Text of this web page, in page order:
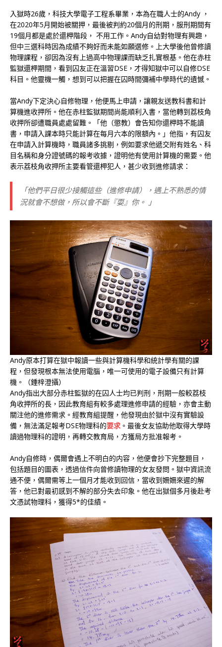
入獄時26歲，科技大學電子工程系畢業，本為在職人士的Andy ，
在2020年5月開始被關押，最後被判約20個月的刑期，服刑期間有
19個月都是處於還柙階段， 不用工作。Andy自幼對物理有興趣，
但中三選科時因為成績不夠好而未能如願選修。上大學後他曾修讀
物理課程，卻因為沒有上過高中物理課而缺乏扎實根基。他在赤柱
監獄還柙期間，看到囚友正在溫習DSE，才得知獄中可以自修DSE
科目。他靈機一觸，想到可以把握在囚時間彌補中學時代的遺憾。
當Andy下定決心自修物理，他便馬上申請，讓親友送教科書和計
算機進收押所。他在赤柱監獄期間尚能順利入書，當他轉到荔枝角
收押所卻遭職員處處留難。「他（懲教）會告知你還柙時不能讀
書，申請入課本時只能計算在每月六本的限額內。」他指，有囚友
在申請入計算機時，職員諸多挑剔，例如要求他遞交附有姓名、科
目名稱和身分證號碼的報考收據，證明他有使用計算機的需要。他
表示荔枝角收押所主要看管還柙犯人，甚少收到進修請求：
「他們平日很少接觸這些（進修申請），遇上不熟悉的情
況就會不想做，所以會不斷『耍』你。 」
Andy原本打算在獄中報讀一些與計算機科學和統計學有關的課
程，但發現根本無法使用電腦，唯一可使用的電子設備只有計算
機。（鍾梓澄攝）
Andy指出大部分赤柱監獄的在囚人士均已判刑，刑期一般較荔枝
角收押所的長，因此教育組有較多處理進修申請的經驗，亦會主動
關注他的進修需求。經教育組提醒，他發現由於獄中沒有實驗設
備，無法滿足報考DSE物理科的要求 。最後女友協助他取得大學時
讀過物理科的證明，再轉交教育局，方獲局方批准報考。
Andy自修時，偶爾會遇上不明白的内容，他便會抄下完整題目，
包括題目的圖表，透過信件向曾修讀物理的女友發問。獄中資訊流
通不便，偶爾需等上一個月才能收到回信，當收到姍姍來遲的解
答，他已對最初感到不解的部分失去印象。他在出獄個多月後赴考
文憑試物理科，獲得5*的佳績。